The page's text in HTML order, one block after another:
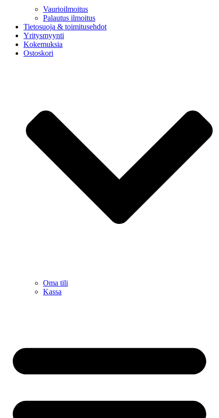
Vaurioilmoitus
Palautus ilmoitus
Tietosuoja & toimitusehdot
Yritysmyynti
Kokemuksia
Ostoskori
Oma tili
Kassa